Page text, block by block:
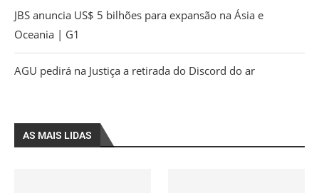
JBS anuncia US$ 5 bilhões para expansão na Ásia e
Oceania | G1
AGU pedirá na Justiça a retirada do Discord do ar
AS MAIS LIDAS